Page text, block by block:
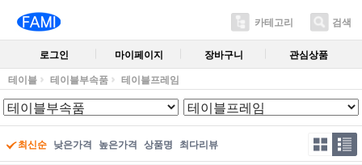
카테고리 검색
로그인 마이페이지 장바구니 관심상품
테이블 테이블부속품 테이블프레임
최신순 낮은가격 높은가격 상품명 최다리뷰